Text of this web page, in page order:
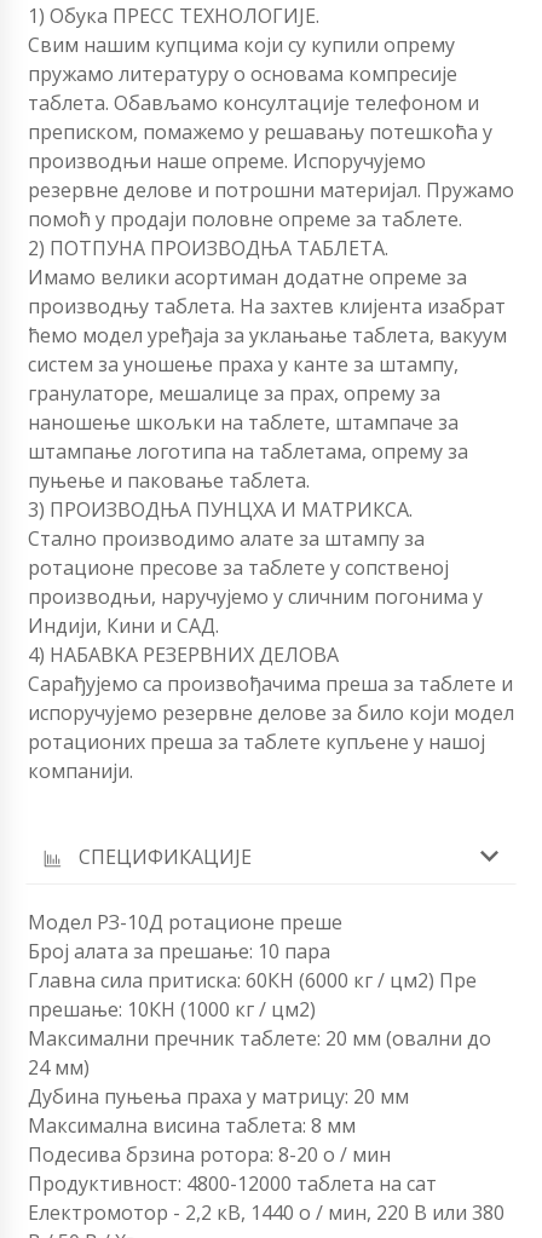
1) Обука ПРЕСС ТЕХНОЛОГИЈЕ.
Свим нашим купцима који су купили опрему
пружамо литературу о основама компресије
таблета. Обављамо консултације телефоном и
преписком, помажемо у решавању потешкоћа у
производњи наше опреме. Испоручујемо
резервне делове и потрошни материјал. Пружамо
помоћ у продаји половне опреме за таблете.
2) ПОТПУНА ПРОИЗВОДЊА ТАБЛЕТА.
Имамо велики асортиман додатне опреме за
производњу таблета. На захтев клијента изабрат
ћемо модел уређаја за уклањање таблета, вакуум
систем за уношење праха у канте за штампу,
гранулаторе, мешалице за прах, опрему за
наношење шкољки на таблете, штампаче за
штампање логотипа на таблетама, опрему за
пуњење и паковање таблета.
3) ПРОИЗВОДЊА ПУНЦХА И МАТРИКСА.
Стално производимо алате за штампу за
ротационе пресове за таблете у сопственој
производњи, наручујемо у сличним погонима у
Индији, Кини и САД.
4) НАБАВКА РЕЗЕРВНИХ ДЕЛОВА
Сарађујемо са произвођачима преша за таблете и
испоручујемо резервне делове за било који модел
ротационих преша за таблете купљене у нашој
компанији.
СПЕЦИФИКАЦИЈЕ
Модел РЗ-10Д ротационе преше
Број алата за прешање: 10 пара
Главна сила притиска: 60КН (6000 кг / цм2) Пре
прешање: 10КН (1000 кг / цм2)
Максимални пречник таблете: 20 мм (овални до
24 мм)
Дубина пуњења праха у матрицу: 20 мм
Максимална висина таблета: 8 мм
Подесива брзина ротора: 8-20 о / мин
Продуктивност: 4800-12000 таблета на сат
Електромотор - 2,2 кВ, 1440 о / мин, 220 В или 380